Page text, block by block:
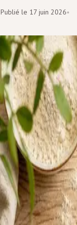
Publié le 17 juin 2026